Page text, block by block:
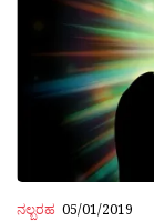
ನಲ್ಬರಹ 05/01/2019